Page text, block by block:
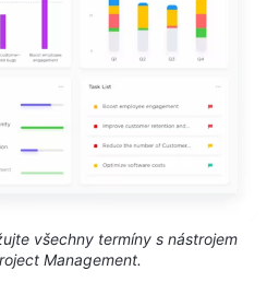
všechny termíny s nástrojem
Management.